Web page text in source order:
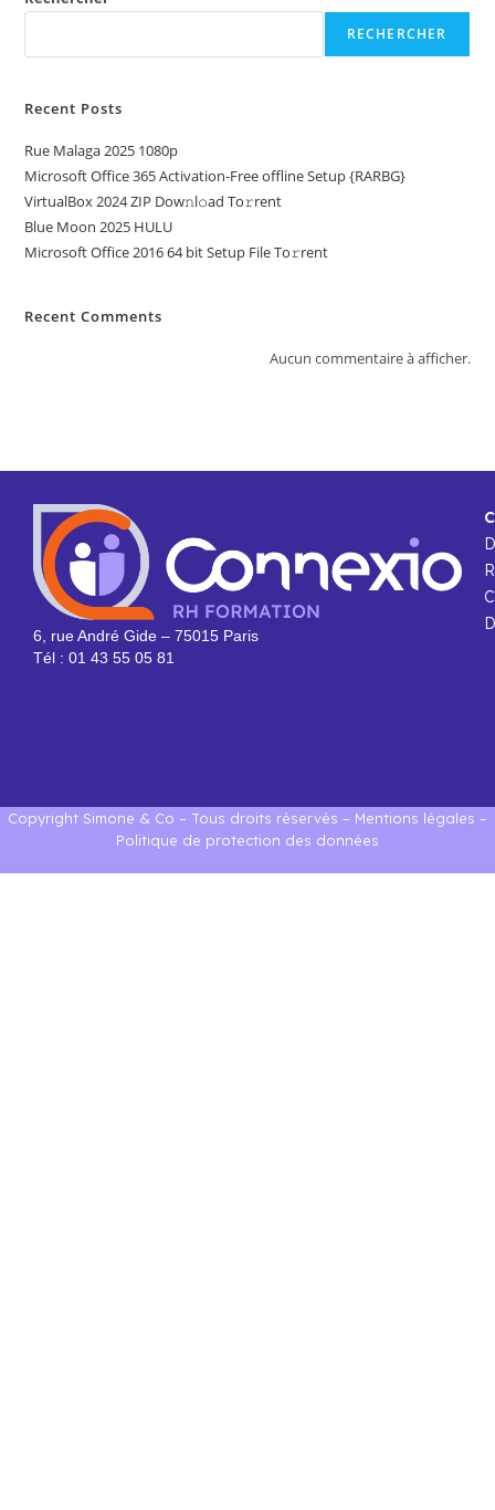
RECHERCHER
Recent Posts
Rue Malaga 2025 1080p
Microsoft Office 365 Activation-Free offline Setup {RARBG}
VirtualBox 2024 ZIP Dow𝚗l𝚘ad To𝚛rent
Blue Moon 2025 HULU
Microsoft Office 2016 64 bit Setup File To𝚛rent
Recent Comments
Aucun commentaire à afficher.
6, rue André Gide – 75015 Paris
Tél : 01 43 55 05 81
Copyright Simone & Co – Tous droits réservés – Mentions légales –
Politique de protection des données